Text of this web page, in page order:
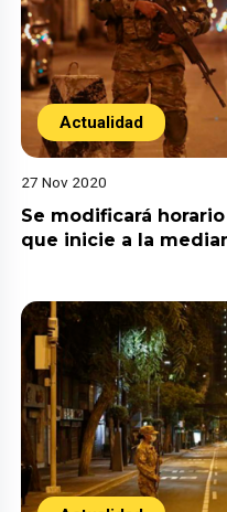
Actualidad
27 Nov 2020
Se modificará
que inicie a la